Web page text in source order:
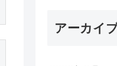
アーカイ